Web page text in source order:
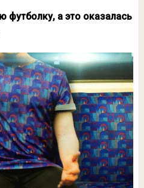
футболку, а это оказалась